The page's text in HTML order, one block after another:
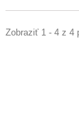
Zobraziť 1 - 4 z 4